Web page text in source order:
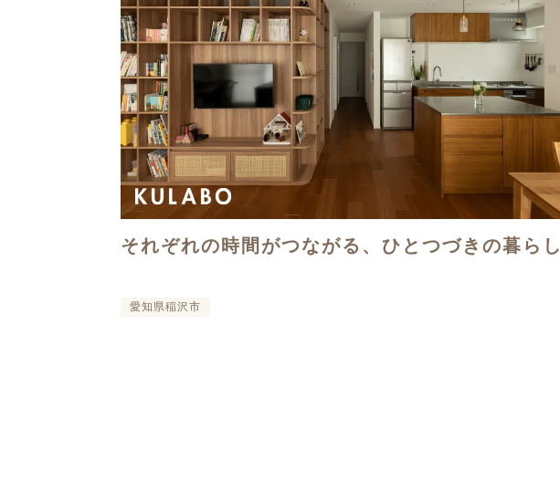
それぞれの時間がつながる、ひとつづきの暮らし
愛知県稲沢市